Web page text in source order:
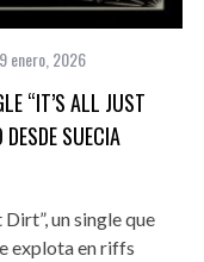
9 enero, 2026
“IT’S ALL JUST
SUECIA
un single que
explota en riffs